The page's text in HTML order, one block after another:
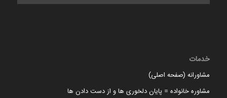
خدمات
مشاورانه (صفحه اصلی)
مشاوره خانواده = پایان دلخوری ها و از دست دادن ها